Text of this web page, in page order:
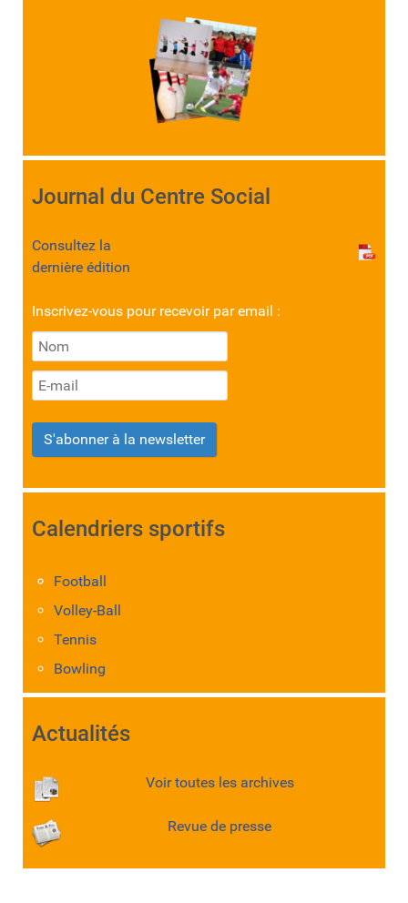
Journal du Centre Social
Consultez la
dernière édition
Inscrivez-vous pour recevoir par email :
S'abonner à la newsletter
Calendriers sportifs
Football
Volley-Ball
Tennis
Bowling
Actualités
Voir toutes les archives
Revue de presse